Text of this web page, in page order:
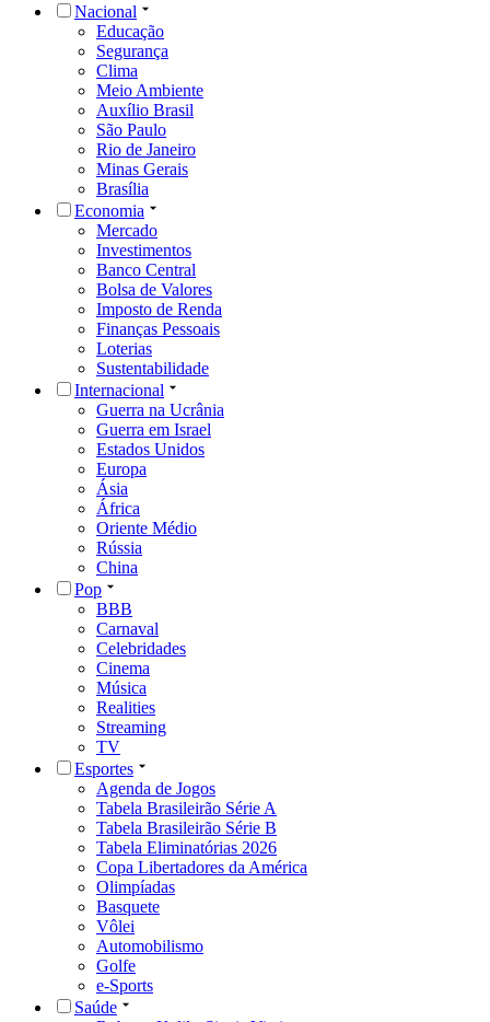
Nacional
Educação
Segurança
Clima
Meio Ambiente
Auxílio Brasil
São Paulo
Rio de Janeiro
Minas Gerais
Brasília
Economia
Mercado
Investimentos
Banco Central
Bolsa de Valores
Imposto de Renda
Finanças Pessoais
Loterias
Sustentabilidade
Internacional
Guerra na Ucrânia
Guerra em Israel
Estados Unidos
Europa
Ásia
África
Oriente Médio
Rússia
China
Pop
BBB
Carnaval
Celebridades
Cinema
Música
Realities
Streaming
TV
Esportes
Agenda de Jogos
Tabela Brasileirão Série A
Tabela Brasileirão Série B
Tabela Eliminatórias 2026
Copa Libertadores da América
Olimpíadas
Basquete
Vôlei
Automobilismo
Golfe
e-Sports
Saúde